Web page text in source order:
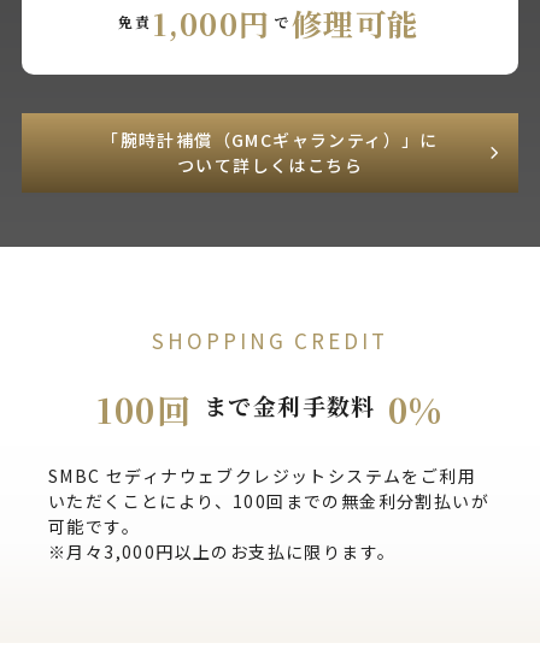
免責 1,000円 で修理可能
「腕時計補償（GMCギャランティ）」に
ついて詳しくはこちら
SHOPPING CREDIT
100回 まで金利手数料 0%
SMBC セディナウェブクレジットシステムをご利用
いただくことにより、100回までの無金利分割払いが
可能です。
※月々3,000円以上のお支払に限ります。